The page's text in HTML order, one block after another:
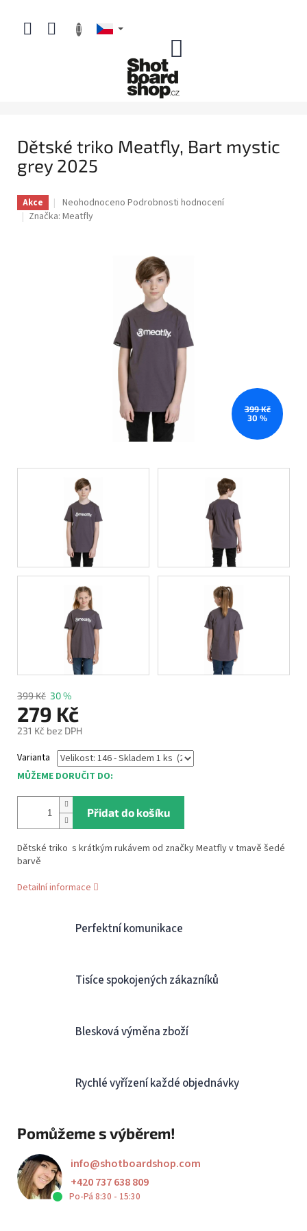
obsah
Dětské triko Meatfly, Bart mystic
grey 2025
Akce
Průměrné
hodnocení
Neohodnoceno Podrobnosti hodnocení
Značka: Meatfly
399 Kč
30 %
399 Kč 30 %
279 Kč
231 Kč bez DPH
cena:
Varianta
MŮŽEME DORUČIT DO:
Přidat do košíku
Dětské triko s krátkým rukávem od značky Meatfly v tmavě šedé
barvě
Detailní informace
Perfektní komunikace
Tisíce spokojených zákazníků
Blesková výměna zboží
Rychlé vyřízení každé objednávky
Pomůžeme s výběrem!
info@shotboardshop.com
+420 737 638 809
Po-Pá 8:30 - 15:30